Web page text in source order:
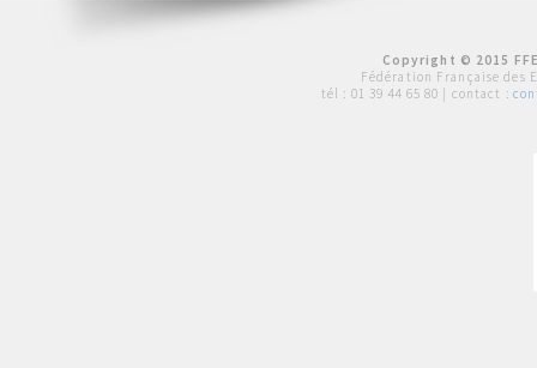
Copyright © 2015
Fédération Française des
tél : 01 39 44 65 80 | contact :